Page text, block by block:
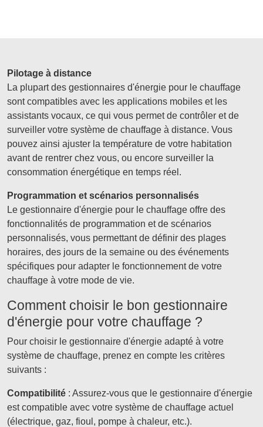
Pilotage à distance
La plupart des gestionnaires d'énergie pour le chauffage
sont compatibles avec les applications mobiles et les
assistants vocaux, ce qui vous permet de contrôler et de
surveiller votre système de chauffage à distance. Vous
pouvez ainsi ajuster la température de votre habitation
avant de rentrer chez vous, ou encore surveiller la
consommation énergétique en temps réel.
Programmation et scénarios personnalisés
Le gestionnaire d'énergie pour le chauffage offre des
fonctionnalités de programmation et de scénarios
personnalisés, vous permettant de définir des plages
horaires, des jours de la semaine ou des événements
spécifiques pour adapter le fonctionnement de votre
chauffage à votre mode de vie.
Comment choisir le bon gestionnaire
d'énergie pour votre chauffage ?
Pour choisir le gestionnaire d'énergie adapté à votre
système de chauffage, prenez en compte les critères
suivants :
Compatibilité : Assurez-vous que le gestionnaire d'énergie
est compatible avec votre système de chauffage actuel
(électrique, gaz, fioul, pompe à chaleur, etc.).